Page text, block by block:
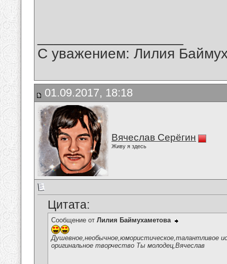
С уважением: Лилия
01.09.2017, 18:18
Вячеслав Серёгин
Живу я здесь
Цитата:
Сообщение от Лилия Баймухаметова
Душевное,необычное,юмористическое,талантливое
оригинальное творчество Ты молодец,Вячеслав